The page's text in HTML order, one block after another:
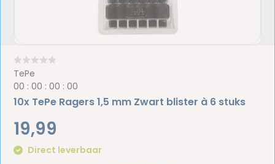
TePe
00 :00 :00 :00
10x TePe Ragers 1,5 mm Zwart blister à 6 stuks
19,99
Direct leverbaar